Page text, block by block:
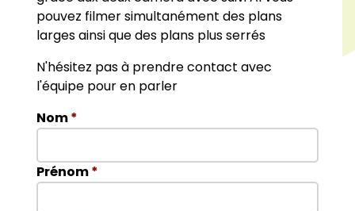
pouvez filmer simultanément des plans
larges ainsi que des plans plus serrés
N'hésitez pas à prendre contact avec
l'équipe pour en parler
Nom*
Prénom*